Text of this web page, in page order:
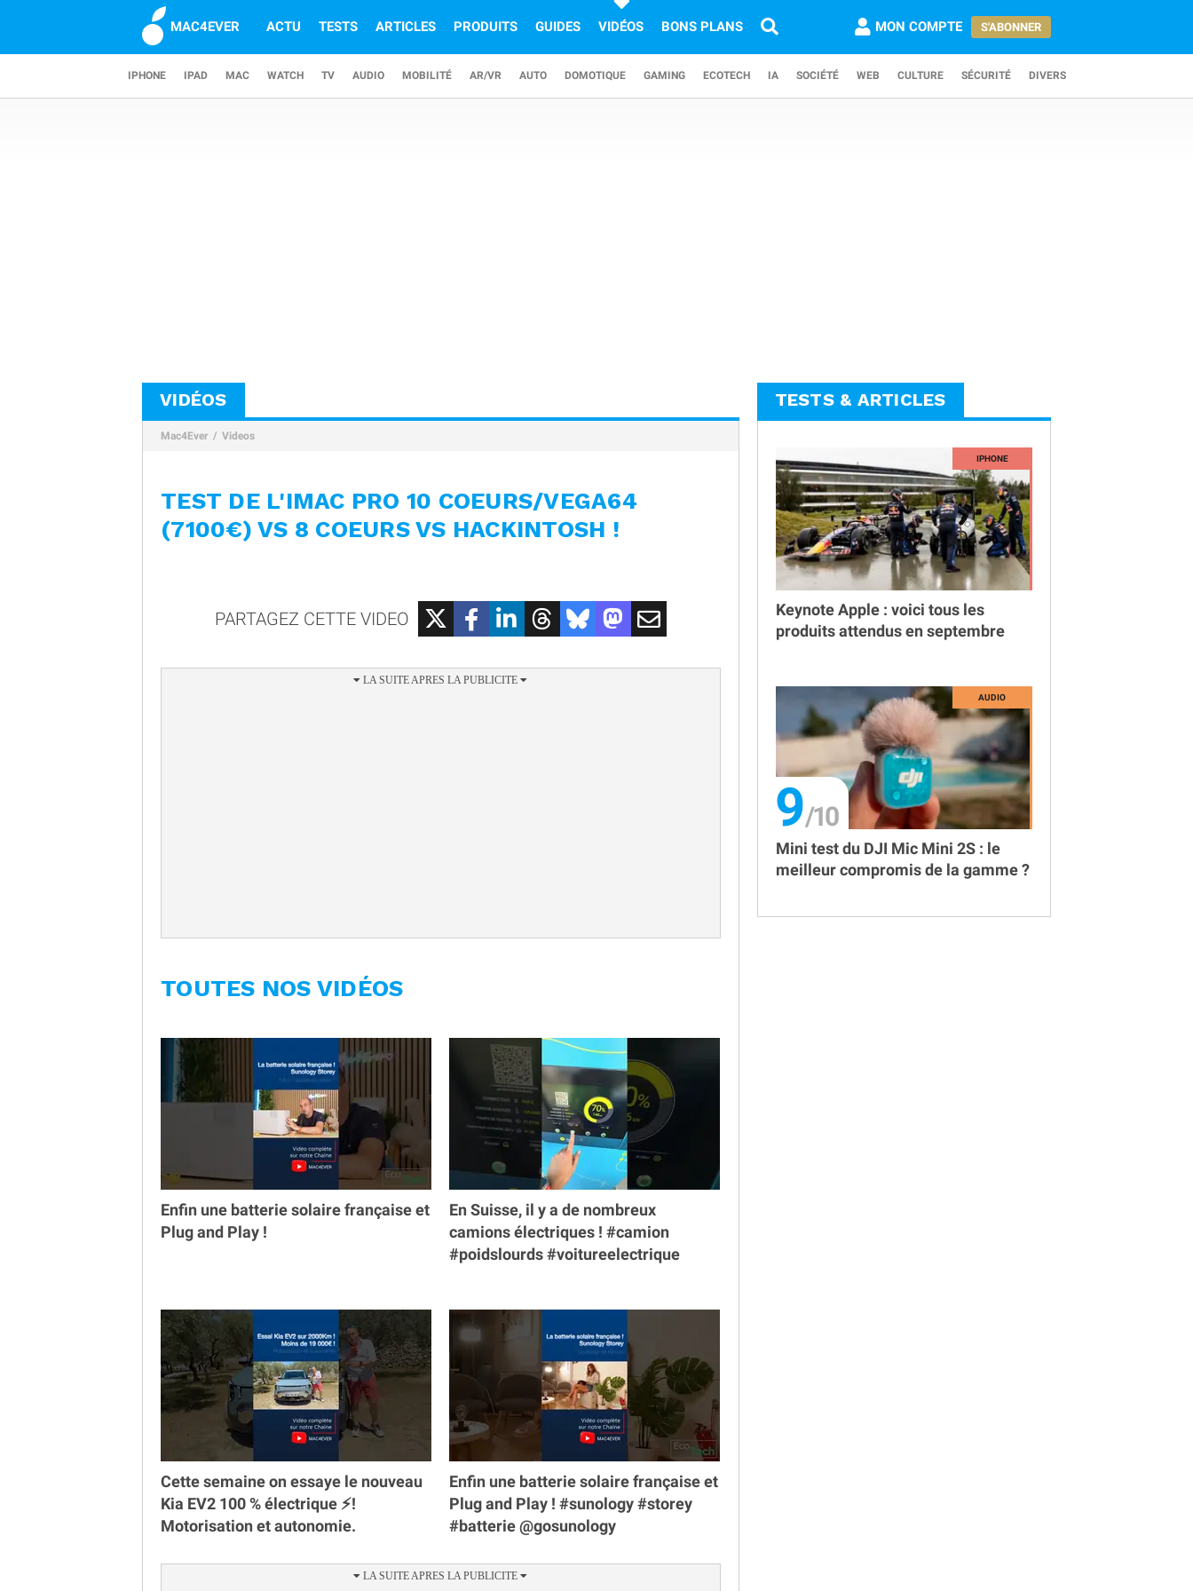
MAC4EVER ACTU TESTS ARTICLES PRODUITS GUIDES VIDÉOS BONS PLANS MON COMPTE S'ABONNER
IPHONE IPAD MAC WATCH TV AUDIO MOBILITÉ AR/VR AUTO DOMOTIQUE GAMING ECOTECH IA SOCIÉTÉ WEB CULTURE SÉCURITÉ DIVERS
VIDÉOS
Mac4Ever Videos
TEST DE L'IMAC PRO 10 COEURS/VEGA64
(7100€) VS 8 COEURS VS HACKINTOSH !
PARTAGEZ CETTE VIDEO
TOUTES NOS VIDÉOS
Enfin une batterie solaire française et
Plug and Play !
En Suisse, il y a de nombreux
camions électriques ! #camion
#poidslourds #voitureelectrique
Cette semaine on essaye le nouveau
Kia EV2 100 % électrique ⚡️!
Motorisation et autonomie.
Enfin une batterie solaire française et
Plug and Play ! #sunology #storey
#batterie @gosunology
TESTS & ARTICLES
Keynote Apple : voici tous les
produits attendus en septembre
9
Mini test du DJI Mic Mini 2S : le
meilleur compromis de la gamme ?